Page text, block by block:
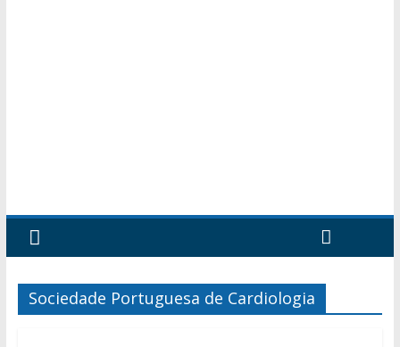
Sociedade Portuguesa de Cardiologia